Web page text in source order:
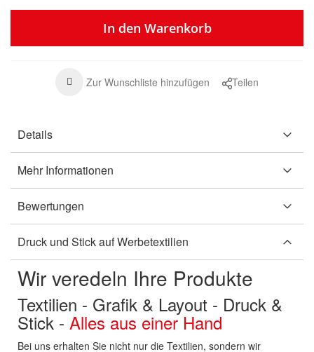
In den Warenkorb
Zur Wunschliste hinzufügen Teilen
Details
Mehr Informationen
Bewertungen
Druck und Stick auf Werbetextilien
Wir veredeln Ihre Produkte
Textilien - Grafik & Layout - Druck &
Stick - Alles aus einer Hand
Bei uns erhalten Sie nicht nur die Textilien, sondern wir